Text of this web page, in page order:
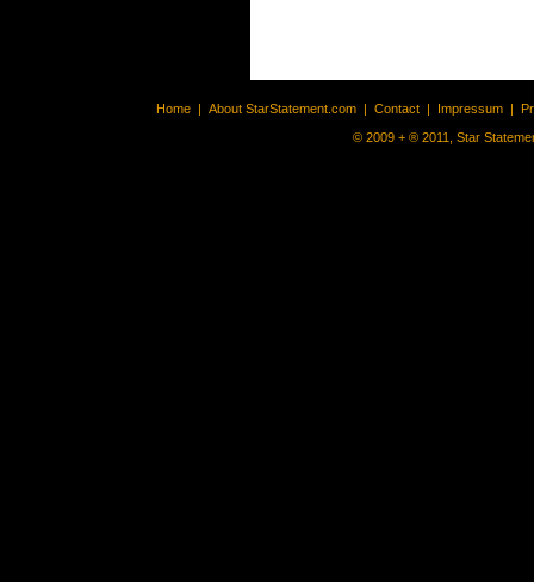
Home | About StarStatement.com | Contact | Impressum |
© 2009 + ® 2011, Star